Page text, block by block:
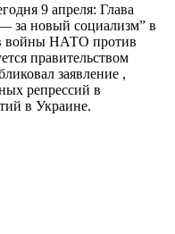
9 апреля: Глава
за новый социализм” в
войны НАТО против
правительством
заявление ,
репрессий в
в Украине.